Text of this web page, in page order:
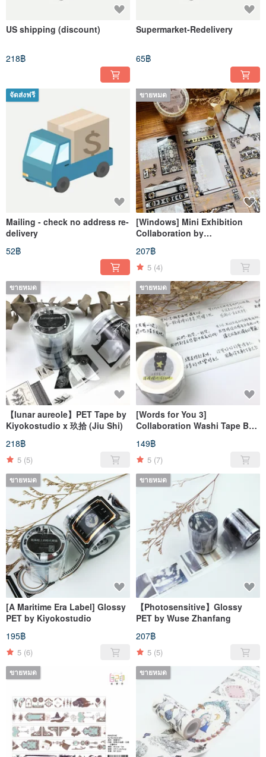
US shipping (discount)
218฿
Supermarket-Redelivery
65฿
จัดส่งฟรี
Mailing - check no address re-
delivery
52฿
ขายหมด
[Windows] Mini Exhibition
Collaboration by
Kiyokostudio
207฿
5 (4)
ขายหมด
【lunar aureole】PET Tape by
Kiyokostudio x 玖拾 (Jiu Shi)
218฿
5 (5)
ขายหมด
[Words for You 3]
Collaboration Washi Tape By
hibeetle Hand-drawn
149฿
5 (7)
ขายหมด
[A Maritime Era Label] Glossy
PET by Kiyokostudio
195฿
5 (6)
ขายหมด
【Photosensitive】Glossy
PET by Wuse Zhanfang
207฿
5 (5)
ขายหมด ขายหมด